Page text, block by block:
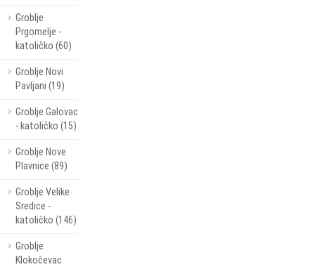
Groblje
Prgomelje -
katoličko (60)
Groblje Novi
Pavljani (19)
Groblje Galovac
- katoličko (15)
Groblje Nove
Plavnice (89)
Groblje Velike
Sredice -
katoličko (146)
Groblje
Klokočevac